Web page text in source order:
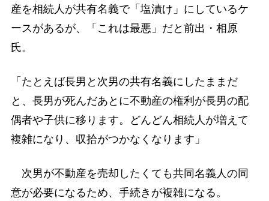
産を相続人が共有名義で「塩漬け」にしているケ
ースがあるが、「これは最悪」だと前出・相原
氏。
「たとえば長男と次男の共有名義にしたままだ
と、長男が死んだあとに不動産の権利が長男の配
偶者や子供に移ります。どんどん相続人が増えて
複雑になり、収拾がつかなくなります」
次男が不動産を売却したくても共同名義人の同
意が必要になるため、手続きが複雑になる。